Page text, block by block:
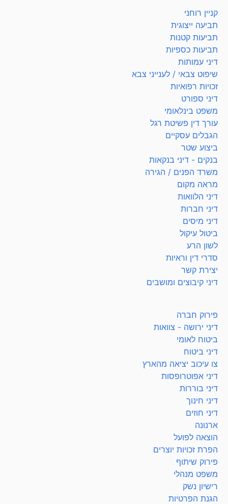
קניין רוחני
תביעה ייצוגית
תביעות קטנות
תביעות כספיות
דיני עמותות
שיפוט צבאי / לענייני צבא
זכויות רפואיות
דיני ספורט
משפט בינלאומי
עורך דין פשיטת רגל
הגבלים עסקיים
ביצוע שטר
בנקים - דיני בנקאות
משרד הפנים / הגירה
מראה מקום
דיני הלוואות
דיני חברות
דיני מיסים
ביטול עיקול
לשון הרע
סדרי דין וראיות
יצירת קשר
דיני קיבוצים ומושבים
פירוק חברה
דיני ירושה - צוואות
ביטוח לאומי
דיני ביטוח
צו עיכוב יציאה מהארץ
דיני אפוטרופסות
דיני בוררות
דיני חינוך
דיני חוזים
ארנונה
הוצאה לפועל
הפרת זכויות יוצרים
פירוק שיתוף
משפט מנהלי
רישיון נשק
הגנת הפרטיות